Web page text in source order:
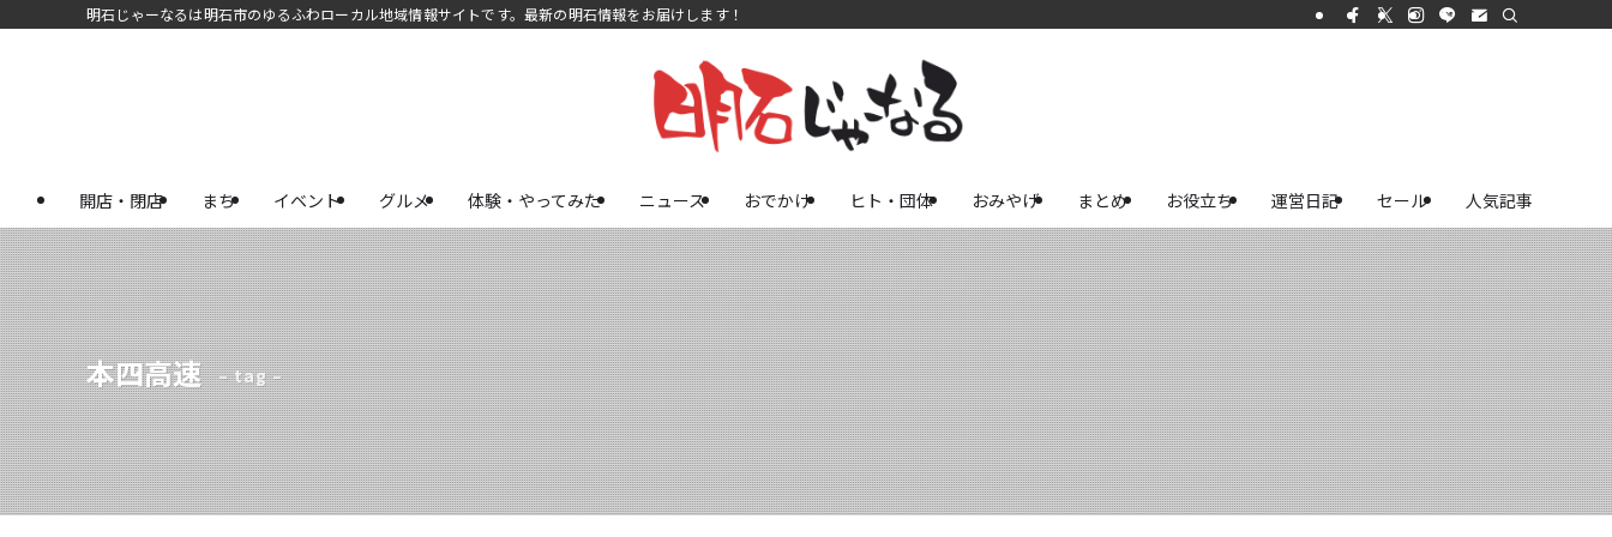
明石じゃーなるは明石市のゆるふわローカル地域情報サイトです。最新の明石情報をお届けします！
開店・閉店 まち イベント グルメ 体験・やってみた ニュース おでかけ ヒト・団体 おみやげ まとめ お役立ち 運営日記 セール 人気記事
本四高速 – tag –